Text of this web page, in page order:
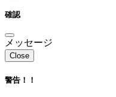
確認
メッセージ
Close
警告！！